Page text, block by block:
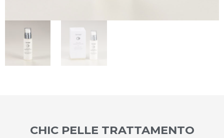
CHIC PELLE TRATTAMENTO